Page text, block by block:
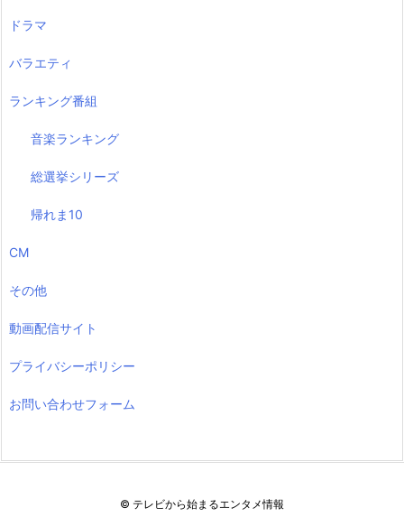
ドラマ
バラエティ
ランキング番組
音楽ランキング
総選挙シリーズ
帰れま10
CM
その他
動画配信サイト
プライバシーポリシー
お問い合わせフォーム
© テレビから始まるエンタメ情報